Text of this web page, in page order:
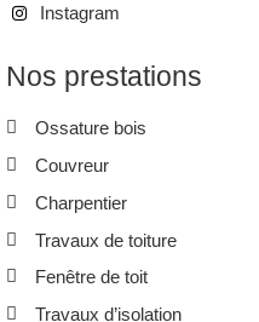
Instagram
Nos prestations
Ossature bois
Couvreur
Charpentier
Travaux de toiture
Fenêtre de toit
Travaux d’isolation